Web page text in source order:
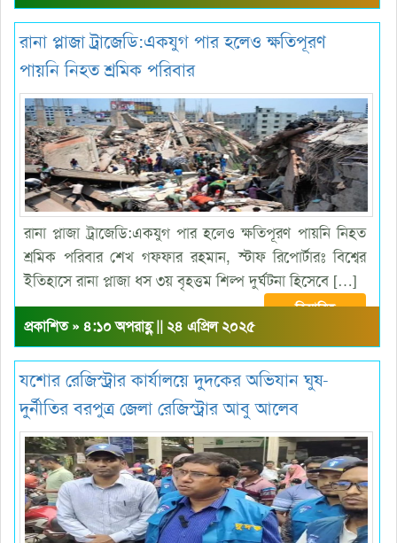
রানা প্লাজা ট্রাজেডি:একযুগ পার হলেও ক্ষতিপূরণ
পায়নি নিহত শ্রমিক পরিবার
রানা প্লাজা ট্রাজেডি:একযুগ পার হলেও ক্ষতিপূরণ পায়নি নিহত
শ্রমিক পরিবার শেখ গফ্ফার রহমান, স্টাফ রিপোর্টারঃ বিশ্বের
ইতিহাসে রানা প্লাজা ধস ৩য় বৃহত্তম শিল্প দুর্ঘটনা হিসেবে […]
বিস্তারিত
প্রকাশিত » ৪:১০ অপরাহ্ণ || ২৪ এপ্রিল ২০২৫
যশোর রেজিস্ট্রার কার্যালয়ে দুদকের অভিযান ঘুষ-
দুর্নীতির বরপুত্র জেলা রেজিস্ট্রার আবু আলেব